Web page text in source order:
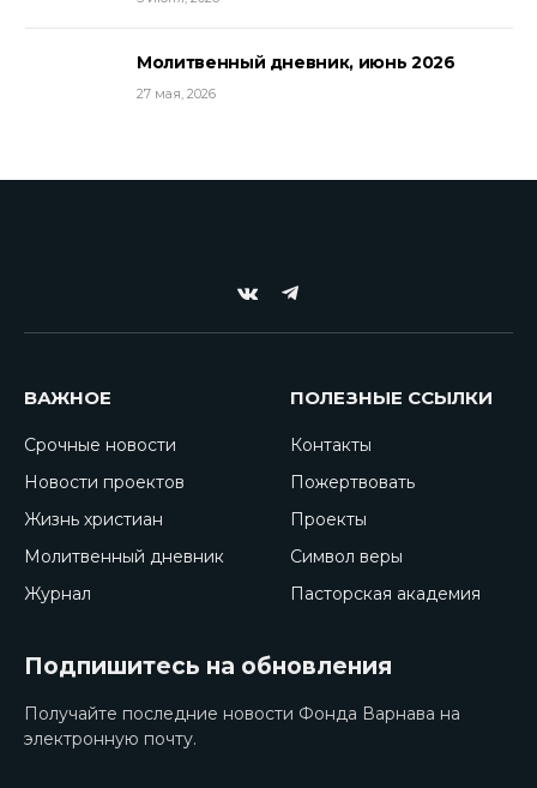
Молитвенный дневник, июнь 2026
27 мая, 2026
VKontakte
Telegram
ВАЖНОЕ
Срочные новости
Новости проектов
Жизнь христиан
Молитвенный дневник
Журнал
ПОЛЕЗНЫЕ ССЫЛКИ
Контакты
Пожертвовать
Проекты
Символ веры
Пасторская академия
Подпишитесь на обновления
Получайте последние новости Фонда Варнава на
электронную почту.